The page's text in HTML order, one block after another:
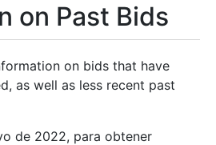
on Past Bids
on bids that have
as well as less recent past
de 2022, para obtener